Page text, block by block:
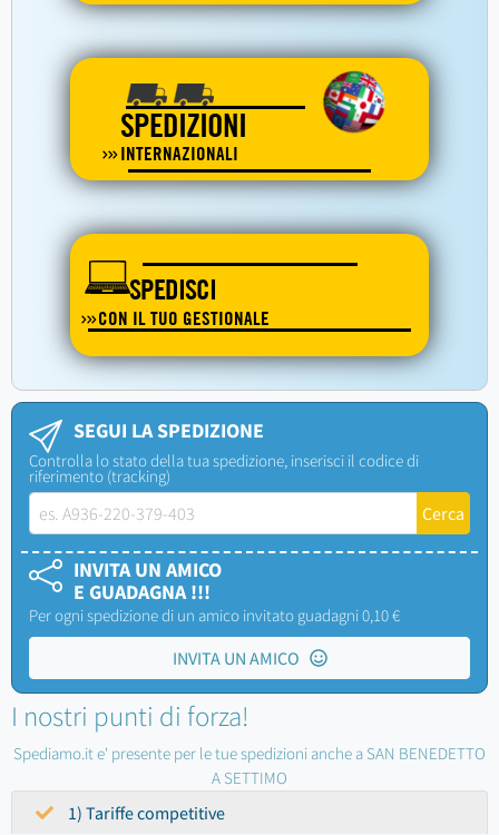
SPEDIZIONI
INTERNAZIONALI
SPEDISCI
CON IL TUO GESTIONALE
SEGUI LA SPEDIZIONE
Controlla lo stato della tua spedizione, inserisci il codice di
riferimento (tracking)
INVITA UN AMICO
E GUADAGNA !!!
Per ogni spedizione di un amico invitato guadagni 0,10 €
INVITA UN AMICO
I nostri punti di forza!
Spediamo.it e' presente per le tue spedizioni anche a SAN BENEDETTO
A SETTIMO
1) Tariffe competitive